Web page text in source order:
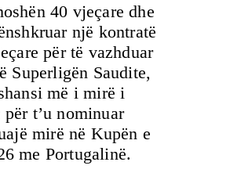
40 vjeçare dhe
një kontratë
për të vazhduar
Superligën Saudite,
më i mirë i
t’u nominuar
mirë në Kupën e
me Portugalinë.